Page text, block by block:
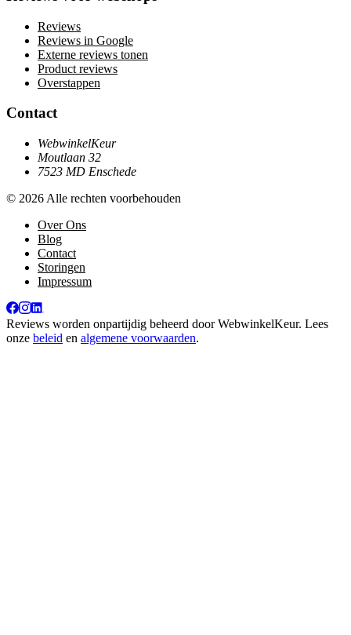
Reviews
Reviews in Google
Externe reviews tonen
Product reviews
Overstappen
Contact
WebwinkelKeur
Moutlaan 32
7523 MD Enschede
© 2026 Alle rechten voorbehouden
Over Ons
Blog
Contact
Storingen
Impressum
Reviews worden onpartijdig beheerd doorWebwinkelKeur. Lees
onze beleid en algemene voorwaarden.